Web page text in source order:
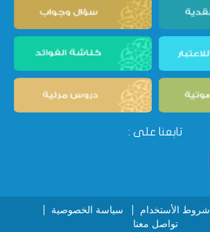
تابعنا على :
شروط الأستخدام
سياسة الخصوصية
تواصل معنا